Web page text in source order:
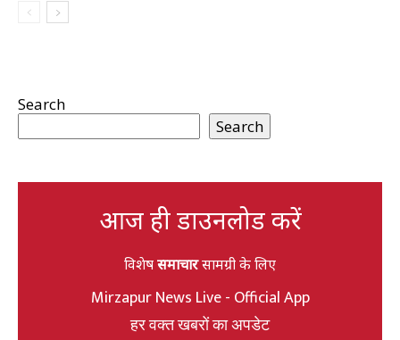
Search
Search
आज ही डाउनलोड करें
विशेषसमाचारसामग्री के लिए
Mirzapur News Live - Official App
हर वक्त खबरों का अपडेट